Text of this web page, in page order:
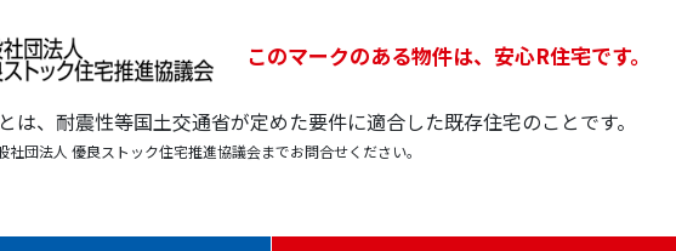
このマークのある物件は、安心R住宅です。
は、耐震性等国土交通省が定めた要件に適合した既存住宅のことです。
団法人 優良ストック住宅推進協議会までお問合せください。